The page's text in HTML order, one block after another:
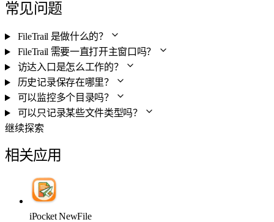
常见问题
FileTrail 是做什么的？
FileTrail 需要一直打开主窗口吗？
访达入口是怎么工作的？
历史记录保存在哪里？
可以监控多个目录吗？
可以只记录某些文件类型吗？
继续探索
相关应用
iPocket NewFile